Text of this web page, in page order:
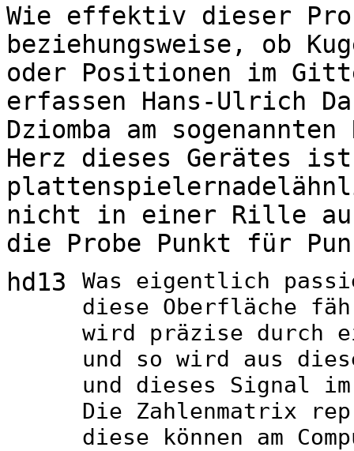
Wie effektiv dieser
beziehungsweise, ob
oder Positionen im
erfassen Hans-Ulrich
Dziomba am
Herz dieses Gerätes
nicht in einer Rille
die Probe Punkt für
Was eigentlich
diese Oberfläche
wird präzise durch
und so wird aus
und dieses Signal
Die Zahlenmatrix
diese können am
hd13